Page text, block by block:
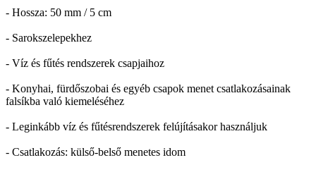
- Hossza: 50 mm / 5 cm
- Sarokszelepekhez
- Víz és fűtés rendszerek csapjaihoz
- Konyhai, fürdőszobai és egyéb csapok menet csatlakozásainak
falsíkba való kiemeléséhez
- Leginkább víz és fűtésrendszerek felújításakor használjuk
- Csatlakozás: külső-belső menetes idom